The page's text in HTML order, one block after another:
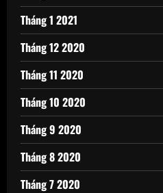
Tháng 1 2021
Tháng 12 2020
Tháng 11 2020
Tháng 10 2020
Tháng 9 2020
Tháng 8 2020
Tháng 7 2020